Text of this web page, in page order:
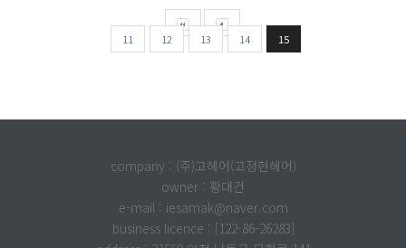
11 12 13 14 15
company : (주)고헤어(고정현헤어)
owner : 황대건
e-mail : iesamak@naver.com
business licence : [122-86-26283]